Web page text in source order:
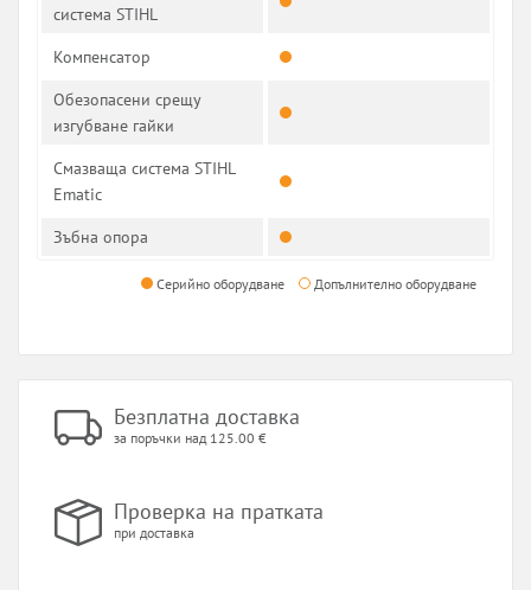
система STIHL
Компенсатор
Обезопасени срещу
изгубване гайки
Смазваща система STIHL
Ematic
Зъбна опора
Серийно оборудване Допълнително оборудване
Безплатна доставка
за поръчки над 125.00 €
Проверка на пратката
при доставка